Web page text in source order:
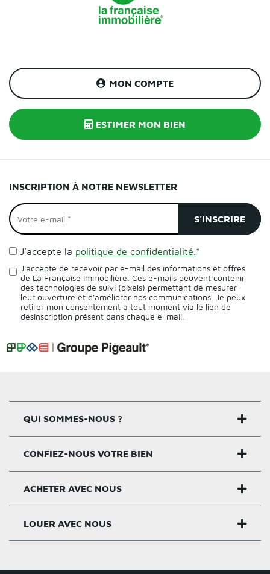
MON COMPTE
ESTIMER MON BIEN
INSCRIPTION À NOTRE NEWSLETTER
J’accepte la politique de confidentialité. *
J'accepte de recevoir par e-mail des informations et offres
de La Française Immobilière. Ces e-mails peuvent contenir
des technologies de suivi (pixels) permettant de mesurer
leur ouverture et d'améliorer nos communications. Je peux
retirer mon consentement à tout moment via le lien de
désinscription présent dans chaque e-mail.
QUI SOMMES-NOUS ?
Nos agences
Notre histoire
Nos valeurs
CONFIEZ-NOUS VOTRE BIEN
Estimer un bien
Critères estimation
ACHETER AVEC NOUS
Acheter sur Rennes
LOUER AVEC NOUS